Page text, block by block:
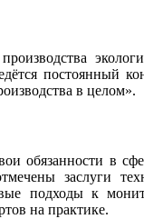
постоянный
в целом».
обязанности в
заслуги
подходы к
на практике.